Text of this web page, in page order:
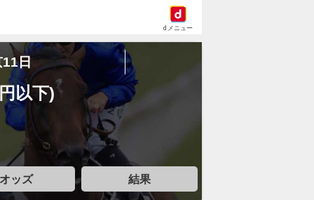
dメニュー
日
以下)
オッズ 結果